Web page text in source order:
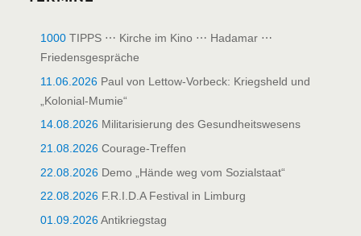
1000 TIPPS ⋯ Kirche im Kino ⋯ Hadamar ⋯
Friedensgespräche
11.06.2026 Paul von Lettow-Vorbeck: Kriegsheld und
„Kolonial-Mumie“
14.08.2026 Militarisierung des Gesundheitswesens
21.08.2026 Courage-Treffen
22.08.2026 Demo „Hände weg vom Sozialstaat“
22.08.2026 F.R.I.D.A Festival in Limburg
01.09.2026Antikriegstag